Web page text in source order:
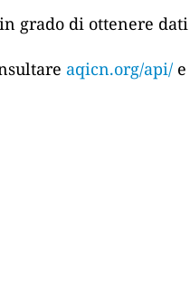
grado di ottenere
aqicn.org/api/ e